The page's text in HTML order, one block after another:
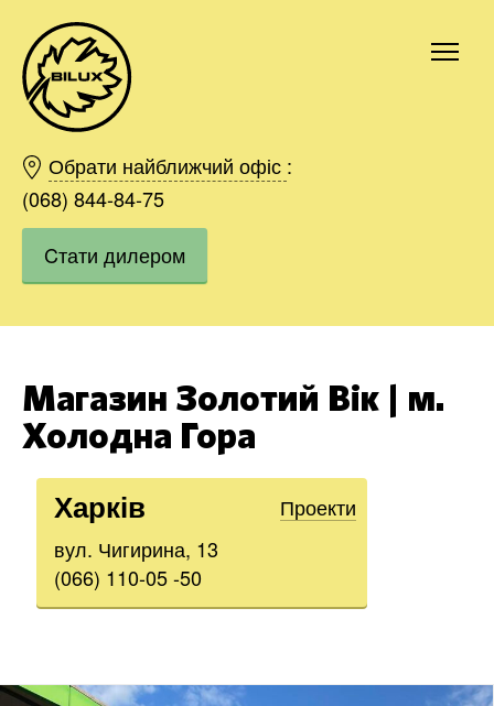
Обрати найближчий офіс :
(068) 844-84-75
Cтати дилером
Магазин Золотий Вік | м.
Холодна Гора
Харків
Проекти
вул. Чигирина, 13
(066) 110-05 -50
Київ
Харків
Одесса
Дніпро
Івано-Франківськ
Вінниця
Область
Замовити